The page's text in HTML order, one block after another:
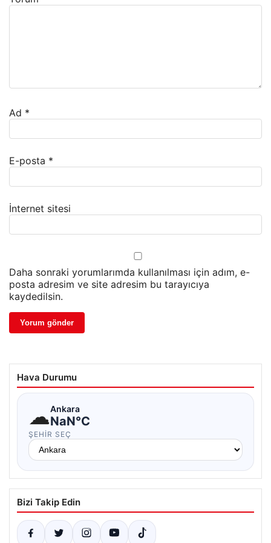
Ad *
E-posta *
İnternet sitesi
Daha sonraki yorumlarımda kullanılması için adım, e-
posta adresim ve site adresim bu tarayıcıya
kaydedilsin.
Hava Durumu
☁Ankara
NaN°C
ŞEHIR SEÇ
Bizi Takip Edin